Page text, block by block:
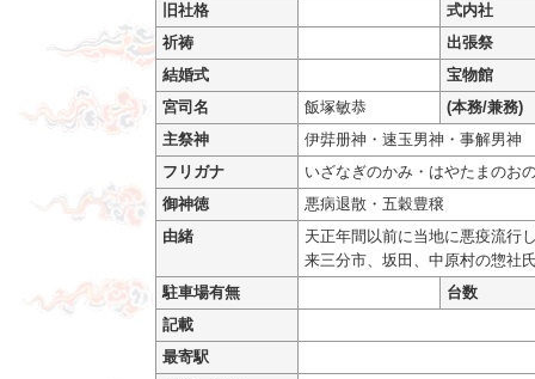
旧社格
式内社
祈祷
出張祭
結婚式
宝物館
宮司名
飯塚敏恭
(本務/兼務)
主祭神
伊弉册神・速玉男神・事解男神
フリガナ
いざなぎのかみ・はやたまのお
御神徳
悪病退散・五穀豊穣
由緒
天正年間以前に当地に悪疫流行
来三分市、坂田、中原村の惣社
駐車場有無
台数
記載
最寄駅